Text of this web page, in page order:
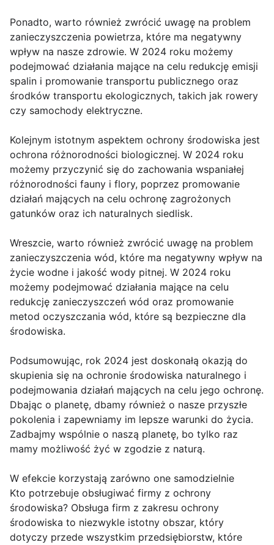
Ponadto, warto również zwrócić uwagę na problem
zanieczyszczenia powietrza, które ma negatywny
wpływ na nasze zdrowie. W 2024 roku możemy
podejmować działania mające na celu redukcję emisji
spalin i promowanie transportu publicznego oraz
środków transportu ekologicznych, takich jak rowery
czy samochody elektryczne.
Kolejnym istotnym aspektem ochrony środowiska jest
ochrona różnorodności biologicznej. W 2024 roku
możemy przyczynić się do zachowania wspaniałej
różnorodności fauny i flory, poprzez promowanie
działań mających na celu ochronę zagrożonych
gatunków oraz ich naturalnych siedlisk.
Wreszcie, warto również zwrócić uwagę na problem
zanieczyszczenia wód, które ma negatywny wpływ na
życie wodne i jakość wody pitnej. W 2024 roku
możemy podejmować działania mające na celu
redukcję zanieczyszczeń wód oraz promowanie
metod oczyszczania wód, które są bezpieczne dla
środowiska.
Podsumowując, rok 2024 jest doskonałą okazją do
skupienia się na ochronie środowiska naturalnego i
podejmowania działań mających na celu jego ochronę.
Dbając o planetę, dbamy również o nasze przyszłe
pokolenia i zapewniamy im lepsze warunki do życia.
Zadbajmy wspólnie o naszą planetę, bo tylko raz
mamy możliwość żyć w zgodzie z naturą.
W efekcie korzystają zarówno one samodzielnie
Kto potrzebuje obsługiwać firmy z ochrony
środowiska? Obsługa firm z zakresu ochrony
środowiska to niezwykle istotny obszar, który
dotyczy przede wszystkim przedsiębiorstw, które